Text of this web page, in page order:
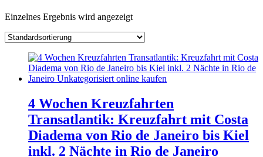
Einzelnes Ergebnis wird angezeigt
4 Wochen Kreuzfahrten
Transatlantik: Kreuzfahrt mit Costa
Diadema von Rio de Janeiro bis Kiel
inkl. 2 Nächte in Rio de Janeiro